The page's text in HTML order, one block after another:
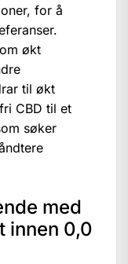
for å
økt
til økt
CBD til et
søker
med
innen 0,0